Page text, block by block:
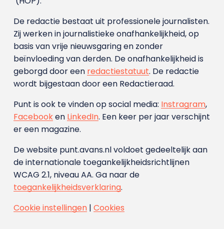
De redactie bestaat uit professionele journalisten.
Zij werken in journalistieke onafhankelijkheid, op
basis van vrije nieuwsgaring en zonder
beïnvloeding van derden. De onafhankelijkheid is
geborgd door een redactiestatuut. De redactie
wordt bijgestaan door een Redactieraad.
Punt is ook te vinden op social media: Instragram,
Facebooken LinkedIn. Een keer per jaar verschijnt
er een magazine.
De website punt.avans.nl voldoet gedeeltelijk aan
de internationale toegankelijkheidsrichtlijnen
WCAG 2.1, niveau AA. Ga naar de
toegankelijkheidsverklaring.
Cookie instellingen| Cookies